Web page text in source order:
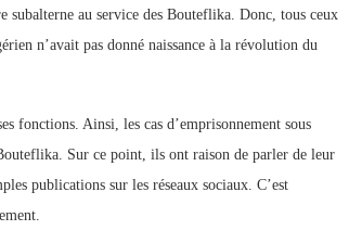
subalterne au service des Bouteflika. Donc, tous ceux
n’avait pas donné naissance à la révolution du
fonctions. Ainsi, les cas d’emprisonnement sous
Sur ce point, ils ont raison de parler de leur
publications sur les réseaux sociaux. C’est